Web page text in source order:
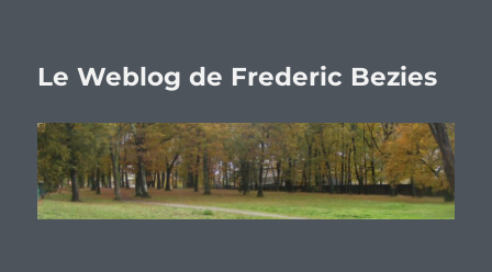
Le Weblog de Frederic Bezies